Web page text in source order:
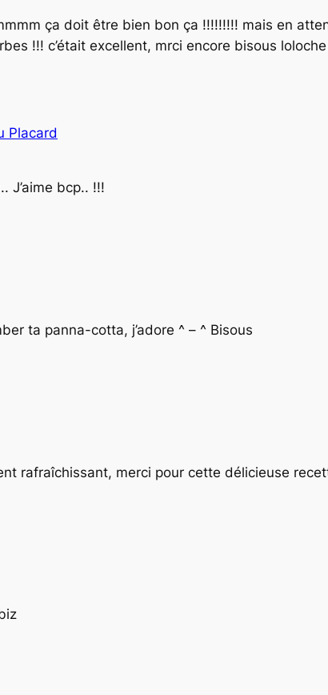
ça doit être bien bon ça !!!!!!!!! mais en
!!! c’était excellent, mrci encore bisous loloche
Placard
J’aime bcp.. !!!
ta panna-cotta, j’adore ^ – ^ Bisous
rafraîchissant, merci pour cette délicieuse